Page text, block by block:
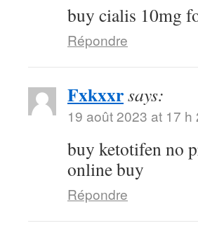
buy cialis 10mg
Répondre
Fxkxxrsays:
19 août 2023 at 17 h
buy ketotifen no
online buy
Répondre